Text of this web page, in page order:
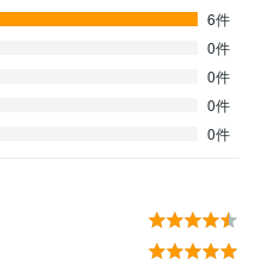
6件
0件
0件
0件
0件